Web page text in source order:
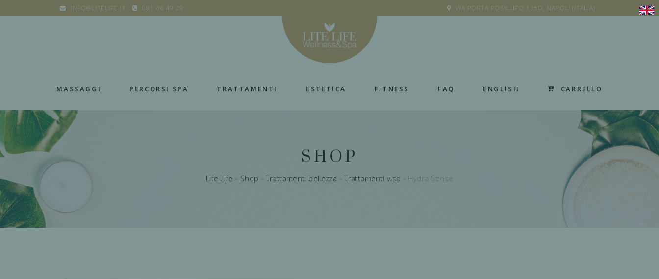
INFO@LITELIFE.IT 081 66 49 29 VIA PORTA POSILLIPO 135D, NAPOLI (ITALIA)
MASSAGGI PERCORSI SPA TRATTAMENTI ESTETICA FITNESS FAQ ENGLISH CARRELLO
SHOP
Life Life » Shop »Trattamenti bellezza »Trattamenti viso » Hydra Sense